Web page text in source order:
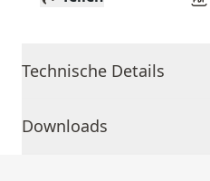
Technische Details
Downloads